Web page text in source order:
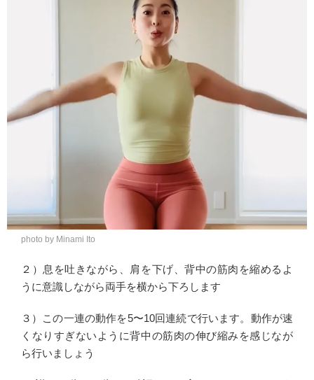
photo by Minami Ito
２）息を吐きながら、肩を下げ、背中の筋肉を縮めるよ
うに意識しながら両手を横から下ろします
３）この一連の動作を5〜10回連続で行います。動作が速
くなりすぎないように背中の筋肉の伸び縮みを感じなが
ら行いましょう